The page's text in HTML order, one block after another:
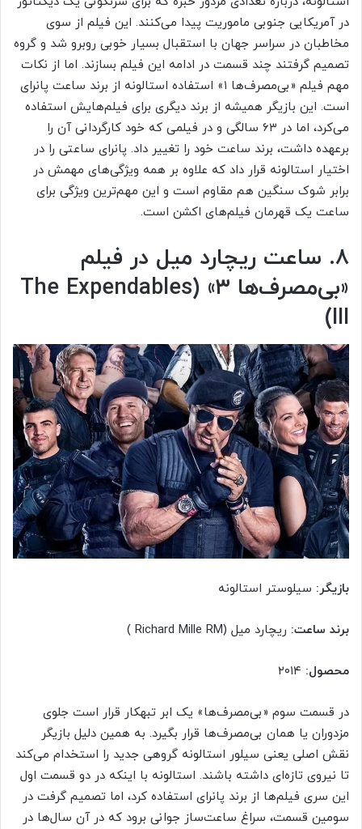
در آمریکایی جنوبی ماموریت پیدا می‌کنند. این فیلم از سوی
مخاطبان در سراسر جهان با استقبال بسیار خوبی روبرو شد و گروه
تصمیم گرفتند چند قسمت در ادامه این فیلم بسازند. اما از نکات
مهم فیلم «بی‌مصرف‌ها ۱» استفاده استالونه از برند ساعت پانرای
است. این بازیگر همیشه از برند دیگری برای فیلم‌هایش استفاده
می‌کرد، اما در ۶۳ سالگی و در فیلمی که خود کارگردانی آن را
برعهده داشت، برند ساعت خود را تغییر داد. پانرای ساعتی را در
اختیار استالونه قرار داد که علاوه بر همه ویژگی‌های مهمش در
برابر شوک سنگین هم مقاوم است و این مهم‌ترین ویژگی برای
ساعت یک قهرمان فیلم‌های اکشن است.
۸. ساعت ریچارد میل در فیلم
«بی‌مصرف‌ها ۳» (The Expendables
III)
بازیگر: سیلوستر استالونه
برند ساعت: ریچارد میل (Richard Mille RM )
محصول:
در قسمت سوم «بی‌مصرف‌ها» یک ابر تبهکار قرار است جلوی
مزدوران یا همان بی‌مصرف‌ها قرار بگیرد. به همین دلیل بازیگر
نقش اصلی یعنی سیلور استالونه گروهی جدید را استخدام می‌کند
تا نیروی تازه‌ای داشته باشند. استالونه با اینکه در دو قسمت اول
این سری فیلم‌ها از برند پانرای استفاده کرد، اما تصمیم گرفت در
سومین قسمت، سراغ ساعت‌ساز جوانی برود که در آن سال‌ها در